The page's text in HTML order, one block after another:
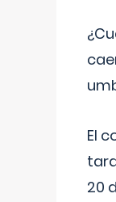
El
20